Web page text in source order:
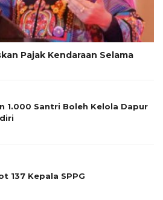
Pajak Kendaraan Selama
1.000 Santri Boleh Kelola Dapur
137 Kepala SPPG